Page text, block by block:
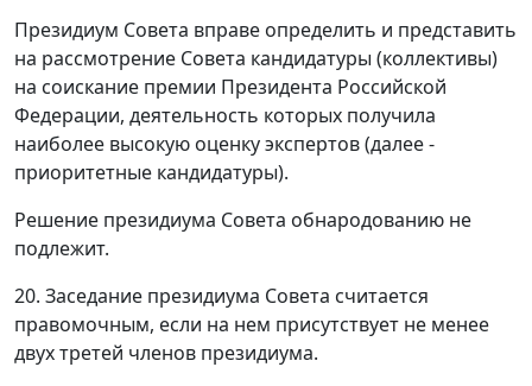
Президиум Совета вправе определить и представить
на рассмотрение Совета кандидатуры (коллективы)
на соискание премии Президента Российской
Федерации, деятельность которых получила
наиболее высокую оценку экспертов (далее -
приоритетные кандидатуры).
Решение президиума Совета обнародованию не
подлежит.
20. Заседание президиума Совета считается
правомочным, если на нем присутствует не менее
двух третей членов президиума.